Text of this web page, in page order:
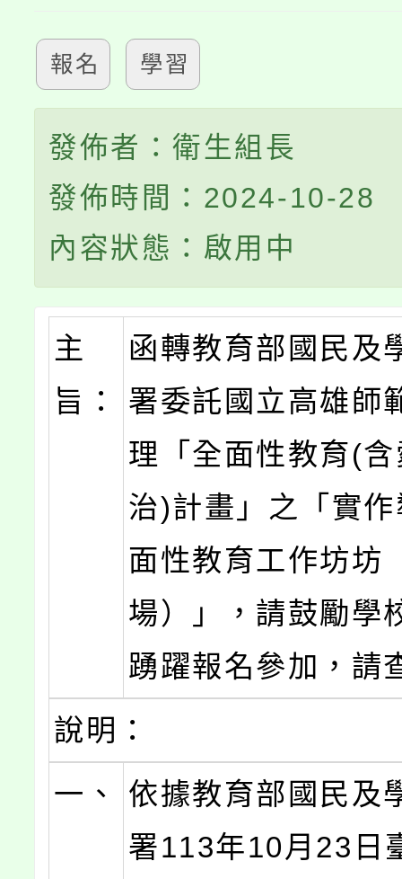
報名 學習
發佈者：衛生組長
發佈時間：2024-10-28
內容狀態：啟用中
主
旨：
函轉教育部國民及
署委託國立高雄師
理「全面性教育(
治)計畫」之「實
面性教育工作坊坊
場）」，請鼓勵學
踴躍報名參加，請
說明：
一、
依據教育部國民及
署113年10月23日